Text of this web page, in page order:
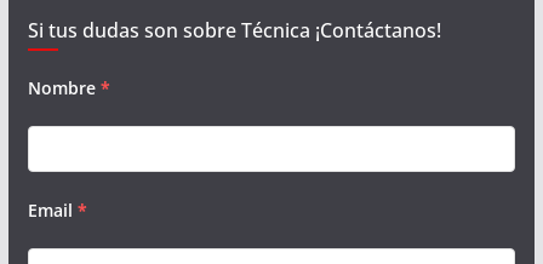
Si tus dudas son sobre Técnica ¡Contáctanos!
Nombre *
Email *